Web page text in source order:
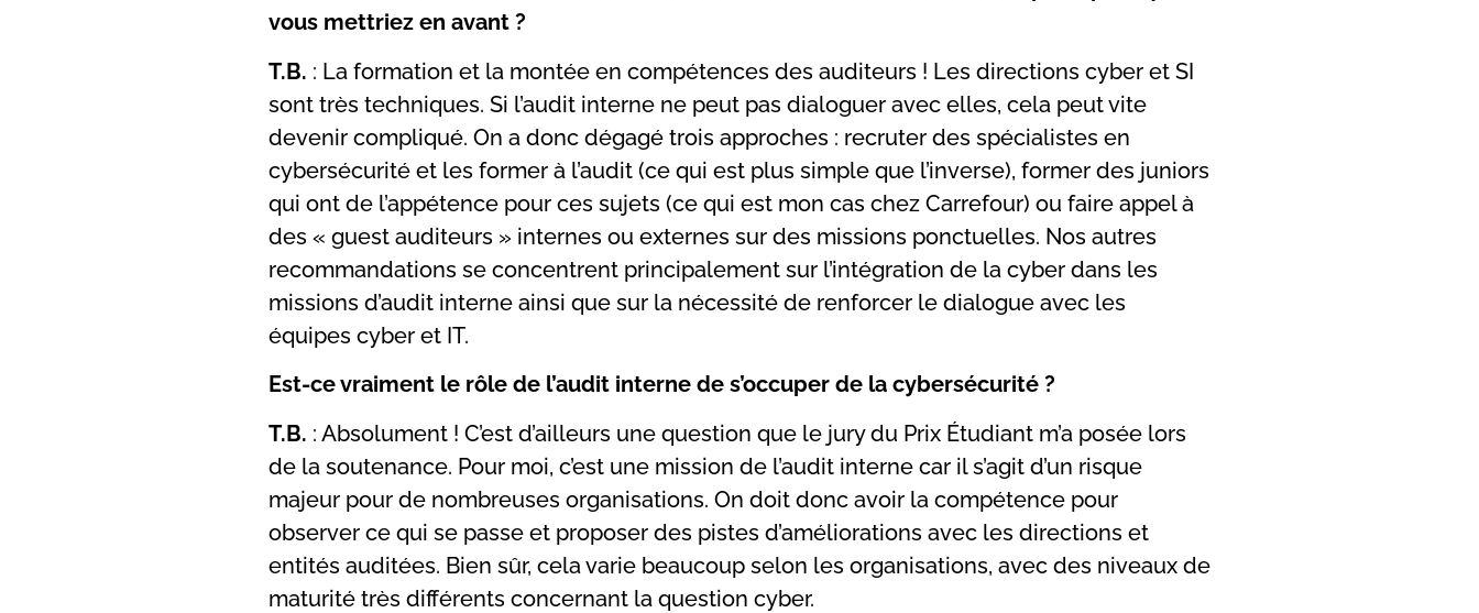
vous mettriez en avant ?
T.B. : La formation et la montée en compétences des auditeurs ! Les directions cyber et SI
sont très techniques. Si l’audit interne ne peut pas dialoguer avec elles, cela peut vite
devenir compliqué. On a donc dégagé trois approches : recruter des spécialistes en
cybersécurité et les former à l’audit (ce qui est plus simple que l’inverse), former des juniors
qui ont de l’appétence pour ces sujets (ce qui est mon cas chez Carrefour) ou faire appel à
des « guest auditeurs » internes ou externes sur des missions ponctuelles. Nos autres
recommandations se concentrent principalement sur l’intégration de la cyber dans les
missions d’audit interne ainsi que sur la nécessité de renforcer le dialogue avec les
équipes cyber et IT.
Est-ce vraiment le rôle de l’audit interne de s’occuper de la cybersécurité ?
T.B. : Absolument ! C’est d’ailleurs une question que le jury du Prix Étudiant m’a posée lors
de la soutenance. Pour moi, c’est une mission de l’audit interne car il s’agit d’un risque
majeur pour de nombreuses organisations. On doit donc avoir la compétence pour
observer ce qui se passe et proposer des pistes d’améliorations avec les directions et
entités auditées. Bien sûr, cela varie beaucoup selon les organisations, avec des niveaux de
maturité très différents concernant la question cyber.